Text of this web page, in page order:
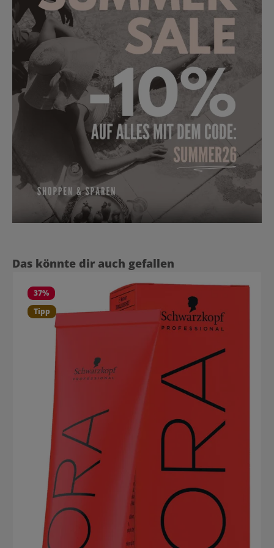
Produktgalerie überspringen
Das könnte dir auch gefallen
37%
Tipp